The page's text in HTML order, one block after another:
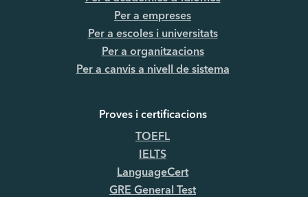
Per a empreses
Per a escoles i universitats
Per a organitzacions
Per a canvis a nivell de sistema
Proves i certificacions
TOEFL
IELTS
LanguageCert
GRE General Test